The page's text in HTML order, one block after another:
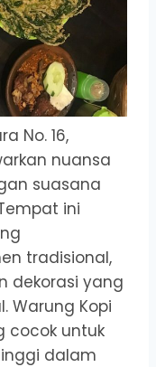
No. 16,
nuansa
suasana
ini
tradisional,
dekorasi yang
Warung Kopi
cocok untuk
dalam